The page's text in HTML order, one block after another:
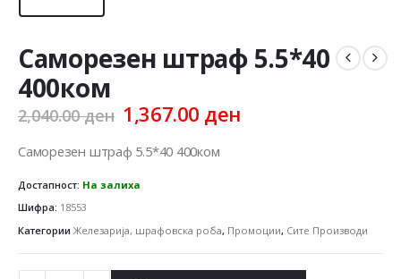
Cаморезен штраф 5.5*40
400ком
2,040.00ден Original
price
was:
1,367.00 ден
Cаморезен штраф 5.5*40 400ком
Достапност: На залиха
Шифра: 18553
Категории Железарија, шрафовска роба, Промоции, Сите Производи